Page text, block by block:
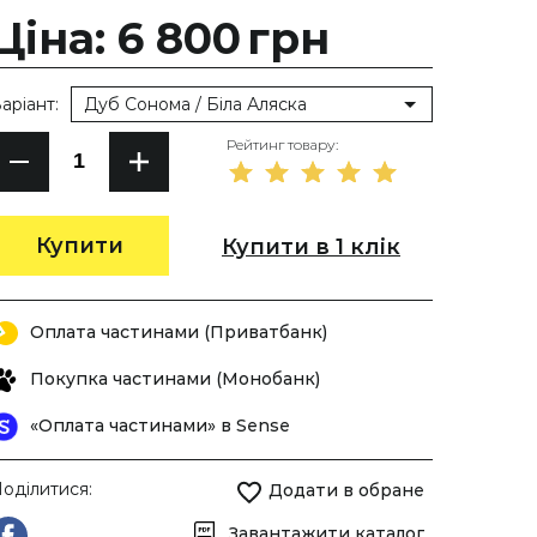
6 800 грн
Купити
Дуб Сонома / Біла Аляска
Рейтинг товару:
Купити в 1 клік
Оплата частинами (Приватбанк)
Покупка частинами (Монобанк)
«Оплата частинами» в Sense
Додати в обране